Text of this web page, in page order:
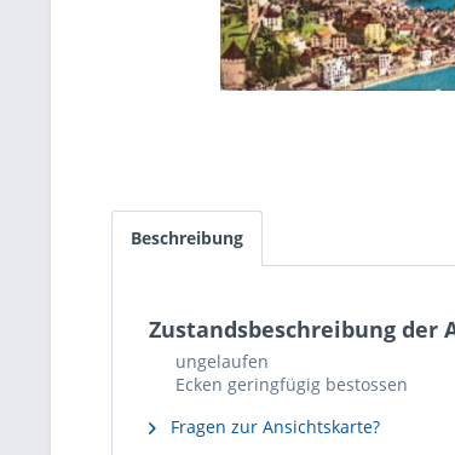
Beschreibung
Zustandsbeschreibung
ungelaufen
Ecken geringfügig bestossen
Fragen zur Ansichtskarte?